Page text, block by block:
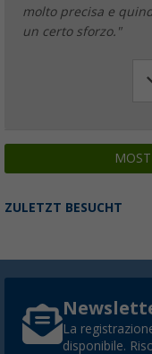
molto precisa e
un certo sforzo."
ZULETZT BESUCHT
La
disponibile.